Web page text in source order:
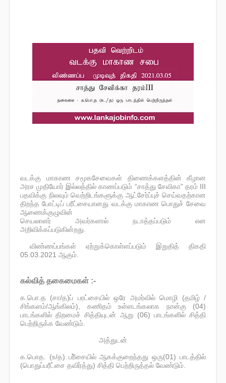
வடக்கு மாகாண சமூகசேவைகள் திணைக்களத்தின் கீழான
அரச முதியோர் இல்லத்தில் காணப்படும் “சாத்து சேவிகா” தரம் III
பதவிக்கு நிலவும் வெற்றிடங்களுக்கு ஆட்சேர்ப்புச் செய்வதற்கான
திறந்த போட்டிப் பரீட்சையானது வடக்கு மாகாண பொதுச் சேவை
ஆணைக்குழுவின்
செயலாளர் அவர்களால் நடாத்தப்படும் என
அறிவிக்கப்படுகின்றது.
விண்ணப்பங்கள் ஏற்றுக்கொள்ளப்படும் இறுதித் திகதி
05.03.2021 ஆகும்.
கல்வித் தகைமைகள் :-
க.பொ.த (சா/த)ப் பரட்சையில் ஒரே அமர்வில் மொழி (தமிழ் /
சிங்களம்/ஆங்கிலம்), கணிதம் உள்ளடங்கலாக நான்கு (04)
பாடங்களில் திறமைச் சித்தியுடன் ஆறு (06) பாடங்களில் சித்தி
பெற்றிருக்க வேண்டும்.
அத்துடன்
க.பொத. (உ/த) பரீ்சையில் ஆகக்குறைந்தது ஒரு(01) பாடத்தில்
(பொதுப்பரீட்சை தவிர்த்து) சித்தி பெற்றிருத்தல் வேண்டும்.